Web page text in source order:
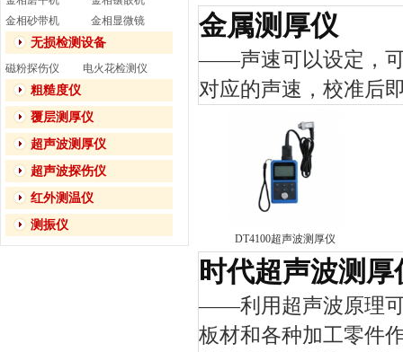
金属测厚仪
——声速可以设定，可
对应的声速，校准后
DT4100超声波测厚仪
时代超声波测厚
——利用超声波原理可
板材和各种加工零件
金相砂带机
金相显微镜
无损检测设备
磁粉探伤仪 电火花检测仪
粗糙度仪
覆层测厚仪
超声波测厚仪
超声波探伤仪
红外测温仪
测振仪